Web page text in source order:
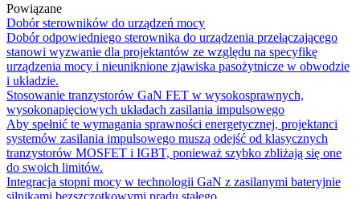
Powiązane
Dobór sterowników do urządzeń mocy
Dobór odpowiedniego sterownika do urządzenia przełączającego
stanowi wyzwanie dla projektantów ze względu na specyfikę
urządzenia mocy i nieuniknione zjawiska pasożytnicze w obwodzie
i układzie.
Stosowanie tranzystorów GaN FET w wysokosprawnych,
wysokonapięciowych układach zasilania impulsowego
Aby spełnić te wymagania sprawności energetycznej, projektanci
systemów zasilania impulsowego muszą odejść od klasycznych
tranzystorów MOSFET i IGBT, ponieważ szybko zbliżają się one
do swoich limitów.
Integracja stopni mocy w technologii GaN z zasilanymi bateryjnie
silnikami bezszczotkowymi prądu stałego